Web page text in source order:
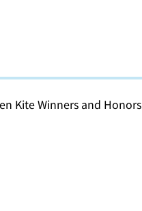
Kite Winners and Honors